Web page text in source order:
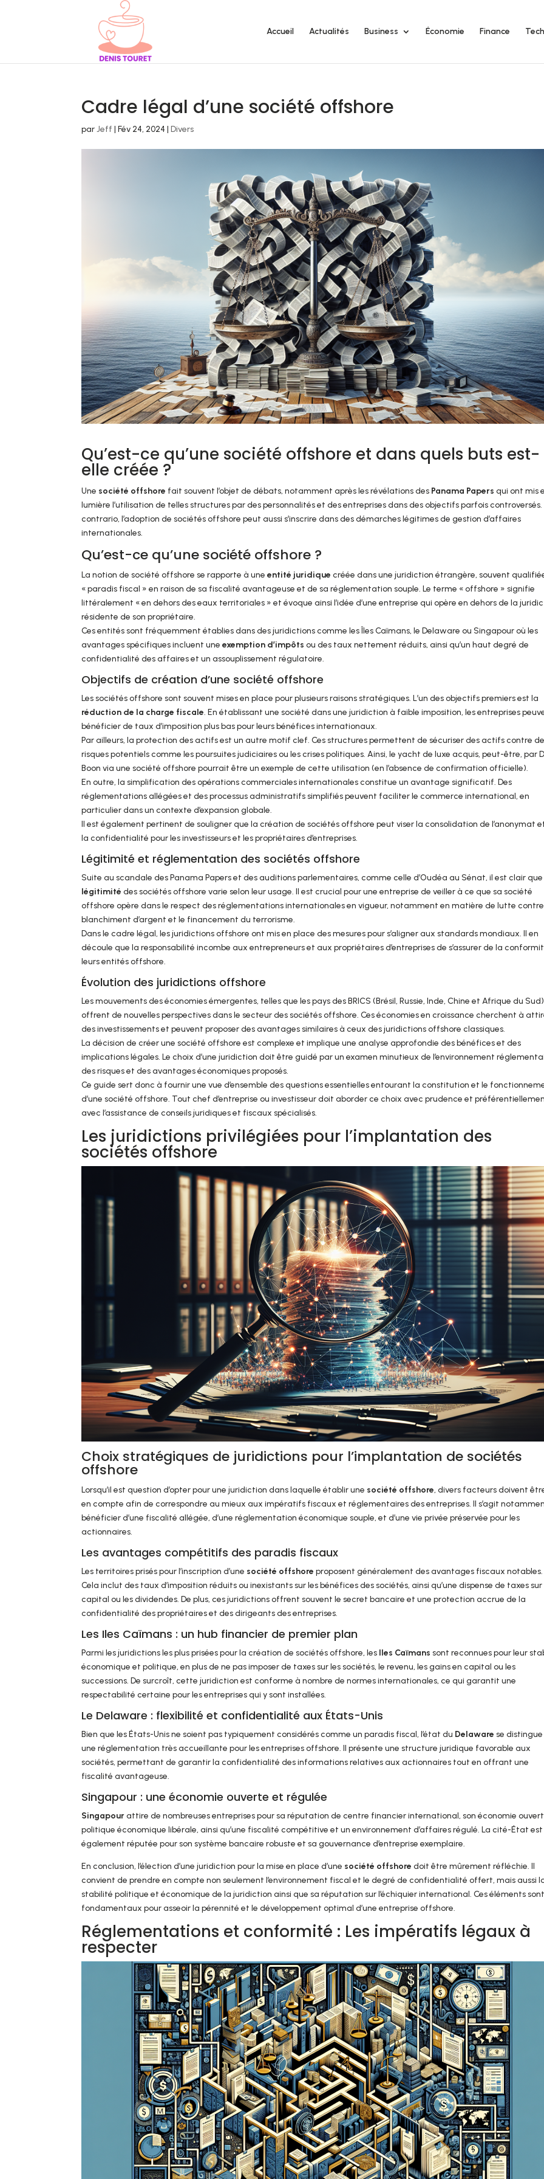
Accueil Actualités Business Économie Finance
Cadre légal d’une société offshore
parJeff |Fév 24, 2024 |Divers
Qu’est-ce qu’une société offshore et dans quels buts est-
elle créée ?
Une société offshore fait souvent l’objet de débats, notamment après les révélations des Panama Papers qui ont mis
lumière l’utilisation de telles structures par des personnalités et des entreprises dans des objectifs parfois controversés.
contrario, l’adoption de sociétés offshore peut aussi s’inscrire dans des démarches légitimes de gestion d’affaires
internationales.
Qu’est-ce qu’une société offshore ?
La notion de société offshore se rapporte à uneentité juridique créée dans une juridiction étrangère, souvent
« paradis fiscal » en raison de sa fiscalité avantageuse et de sa réglementation souple. Le terme « offshore » signifie
littéralement « en dehors des eaux territoriales » et évoque ainsi l’idée d’une entreprise qui opère en dehors de la
résidente de son propriétaire.
Ces entités sont fréquemment établies dans des juridictions comme les Îles Caïmans, le Delaware ou Singapour où les
avantages spécifiques incluent uneexemption d’impôts ou des taux nettement réduits, ainsi qu’un haut degré de
confidentialité des affaires et un assouplissement régulatoire.
Objectifs de création d’une société offshore
Les sociétés offshore sont souvent mises en place pour plusieurs raisons stratégiques. L’un des objectifs premiers est la
réduction de la charge fiscale. En établissant une société dans une juridiction à faible imposition, les entreprises
bénéficier de taux d’imposition plus bas pour leurs bénéfices internationaux.
Par ailleurs, la protection des actifs est un autre motif clef. Ces structures permettent de sécuriser des actifs contre
risques potentiels comme les poursuites judiciaires ou les crises politiques. Ainsi, le yacht de luxe acquis, peut-être, par
Boon via une société offshore pourrait être un exemple de cette utilisation (en l’absence de confirmation officielle).
En outre, la simplification des opérations commerciales internationales constitue un avantage significatif. Des
réglementations allégées et des processus administratifs simplifiés peuvent faciliter le commerce international, en
particulier dans un contexte d’expansion globale.
Il est également pertinent de souligner que la création de sociétés offshore peut viser la consolidation de l’anonymat
la confidentialité pour les investisseurs et les propriétaires d’entreprises.
Légitimité et réglementation des sociétés offshore
Suite au scandale des Panama Papers et des auditions parlementaires, comme celle d’Oudéa au Sénat, il est clair
légitimité des sociétés offshore varie selon leur usage. Il est crucial pour une entreprise de veiller à ce que sa société
offshore opère dans le respect des réglementations internationales en vigueur, notamment en matière de lutte
blanchiment d’argent et le financement du terrorisme.
Dans le cadre légal, les juridictions offshore ont mis en place des mesures pour s’aligner aux standards mondiaux. Il en
découle que la responsabilité incombe aux entrepreneurs et aux propriétaires d’entreprises de s’assurer de la
leurs entités offshore.
Évolution des juridictions offshore
Les mouvements des économies émergentes, telles que les pays des BRICS (Brésil, Russie, Inde, Chine et Afrique du
offrent de nouvelles perspectives dans le secteur des sociétés offshore. Ces économies en croissance cherchent à
des investissements et peuvent proposer des avantages similaires à ceux des juridictions offshore classiques.
La décision de créer une société offshore est complexe et implique une analyse approfondie des bénéfices et des
implications légales. Le choix d’une juridiction doit être guidé par un examen minutieux de l’environnement
des risques et des avantages économiques proposés.
Ce guide sert donc à fournir une vue d’ensemble des questions essentielles entourant la constitution et le
d’une société offshore. Tout chef d’entreprise ou investisseur doit aborder ce choix avec prudence et
avec l’assistance de conseils juridiques et fiscaux spécialisés.
Les juridictions privilégiées pour l’implantation des
sociétés offshore
Choix stratégiques de juridictions pour l’implantation de sociétés
offshore
Lorsqu’il est question d’opter pour une juridiction dans laquelle établir une société offshore, divers facteurs doivent
en compte afin de correspondre au mieux aux impératifs fiscaux et réglementaires des entreprises. Il s’agit
bénéficier d’une fiscalité allégée, d’une réglementation économique souple, et d’une vie privée préservée pour les
actionnaires.
Les avantages compétitifs des paradis fiscaux
Les territoires prisés pour l’inscription d’une société offshore proposent généralement des avantages fiscaux notables.
Cela inclut des taux d’imposition réduits ou inexistants sur les bénéfices des sociétés, ainsi qu’une dispense de taxes sur
capital ou les dividendes. De plus, ces juridictions offrent souvent le secret bancaire et une protection accrue de la
confidentialité des propriétaires et des dirigeants des entreprises.
Les Iles Caïmans : un hub financier de premier plan
Parmi les juridictions les plus prisées pour la création de sociétés offshore, les Iles Caïmans sont reconnues pour leur
économique et politique, en plus de ne pas imposer de taxes sur les sociétés, le revenu, les gains en capital ou les
successions. De surcroît, cette juridiction est conforme à nombre de normes internationales, ce qui garantit une
respectabilité certaine pour les entreprises qui y sont installées.
Le Delaware : flexibilité et confidentialité aux États-Unis
Bien que les États-Unis ne soient pas typiquement considérés comme un paradis fiscal, l’état du Delaware se
une réglementation très accueillante pour les entreprises offshore. Il présente une structure juridique favorable aux
sociétés, permettant de garantir la confidentialité des informations relatives aux actionnaires tout en offrant une
fiscalité avantageuse.
Singapour : une économie ouverte et régulée
Singapourattire de nombreuses entreprises pour sa réputation de centre financier international, son économie
politique économique libérale, ainsi qu’une fiscalité compétitive et un environnement d’affaires régulé. La cité-État est
également réputée pour son système bancaire robuste et sa gouvernance d’entreprise exemplaire.
En conclusion, l’élection d’une juridiction pour la mise en place d’une société offshore doit être mûrement réfléchie. Il
convient de prendre en compte non seulement l’environnement fiscal et le degré de confidentialité offert, mais aussi
stabilité politique et économique de la juridiction ainsi que sa réputation sur l’échiquier international. Ces éléments
fondamentaux pour asseoir la pérennité et le développement optimal d’une entreprise offshore.
Réglementations et conformité : Les impératifs légaux à
respecter